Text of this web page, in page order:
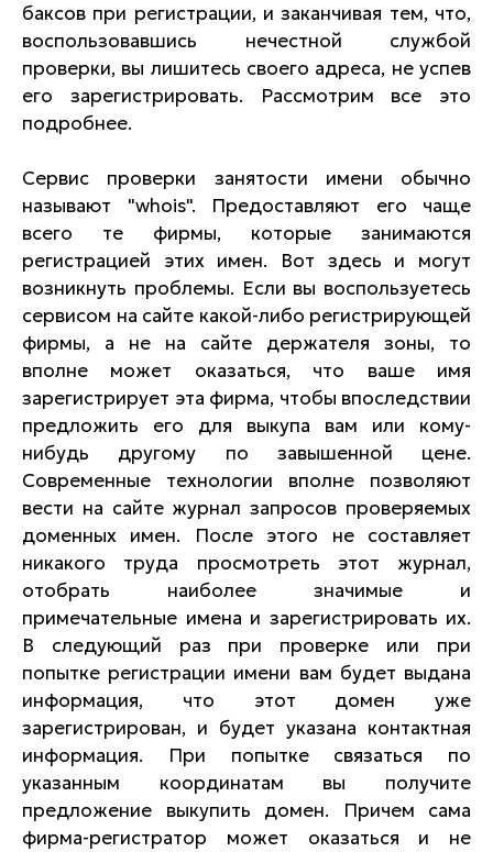
баксов при регистрации, и заканчивая тем, что,
воспользовавшись нечестной службой
проверки, вы лишитесь своего адреса, не успев
его зарегистрировать. Рассмотрим все это
подробнее.
Сервис проверки занятости имени обычно
называют "whois". Предоставляют его чаще
всего те фирмы, которые занимаются
регистрацией этих имен. Вот здесь и могут
возникнуть проблемы. Если вы воспользуетесь
сервисом на сайте какой-либо регистрирующей
фирмы, а не на сайте держателя зоны, то
вполне может оказаться, что ваше имя
зарегистрирует эта фирма, чтобы впоследствии
предложить его для выкупа вам или кому-
нибудь другому по завышенной цене.
Современные технологии вполне позволяют
вести на сайте журнал запросов проверяемых
доменных имен. После этого не составляет
никакого труда просмотреть этот журнал,
отобрать наиболее значимые и
примечательные имена и зарегистрировать их.
В следующий раз при проверке или при
попытке регистрации имени вам будет выдана
информация, что этот домен уже
зарегистрирован, и будет указана контактная
информация. При попытке связаться по
указанным координатам вы получите
предложение выкупить домен. Причем сама
фирма-регистратор может оказаться и не